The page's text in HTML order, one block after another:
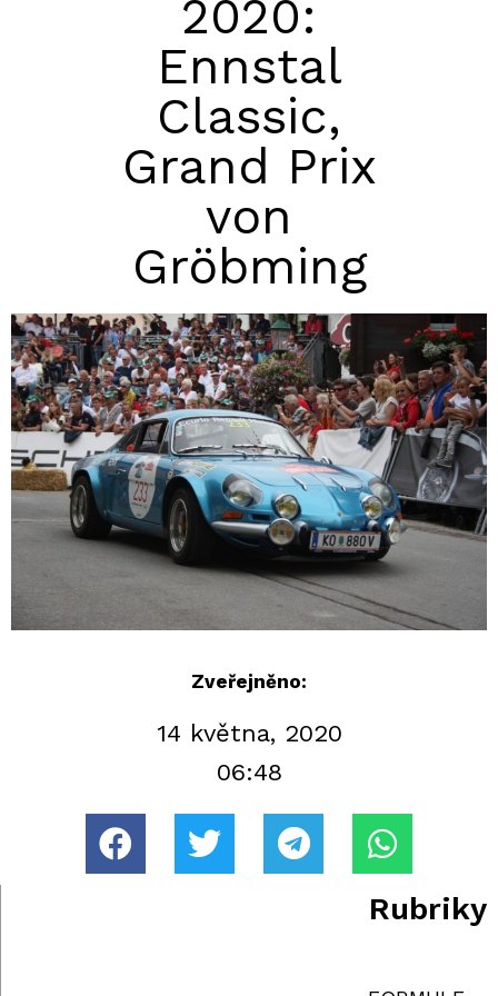
2020:
Ennstal
Classic,
Grand Prix
von
Gröbming
Zveřejněno:
14 května, 2020
06:48
Rubriky